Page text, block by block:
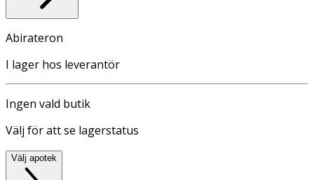
Abirateron
I lager hos leverantör
Ingen vald butik
Välj för att se lagerstatus
Välj apotek